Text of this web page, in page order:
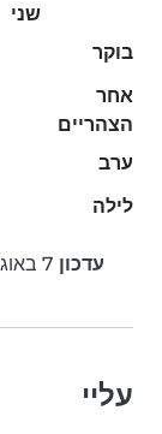
שני
בוקר
אחר
הצהריים
ערב
לילה
עדכון
עליי